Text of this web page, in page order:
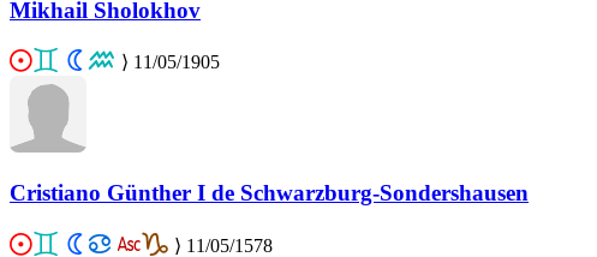
Mikhail Sholokhov
⟩ 11/05/1905
Cristiano Günther I de Schwarzburg-Sondershausen
⟩ 11/05/1578